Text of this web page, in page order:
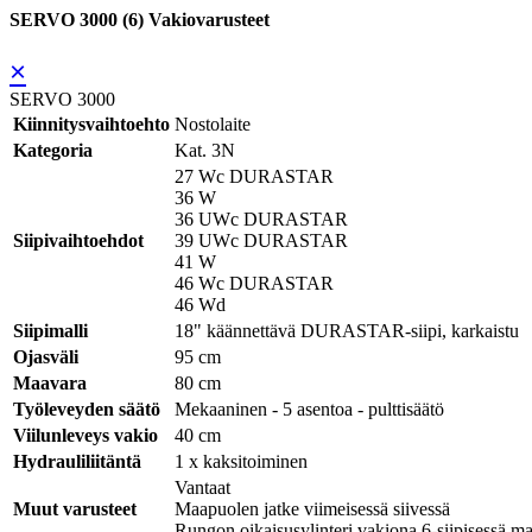
SERVO 3000 (6) Vakiovarusteet
×
SERVO 3000
Kiinnitysvaihtoehto Nostolaite
Kategoria
Kat. 3N
Siipivaihtoehdot
27 Wc DURASTAR
36 W
36 UWc DURASTAR
39 UWc DURASTAR
41 W
46 Wc DURASTAR
46 Wd
Siipimalli
18" käännettävä DURASTAR-siipi, karkaistu
Ojasväli
95 cm
Maavara
80 cm
Työleveyden säätö
Mekaaninen - 5 asentoa - pulttisäätö
Viilunleveys vakio
40 cm
Hydrauliliitäntä
1 x kaksitoiminen
Muut varusteet
Vantaat
Maapuolen jatke viimeisessä siivessä